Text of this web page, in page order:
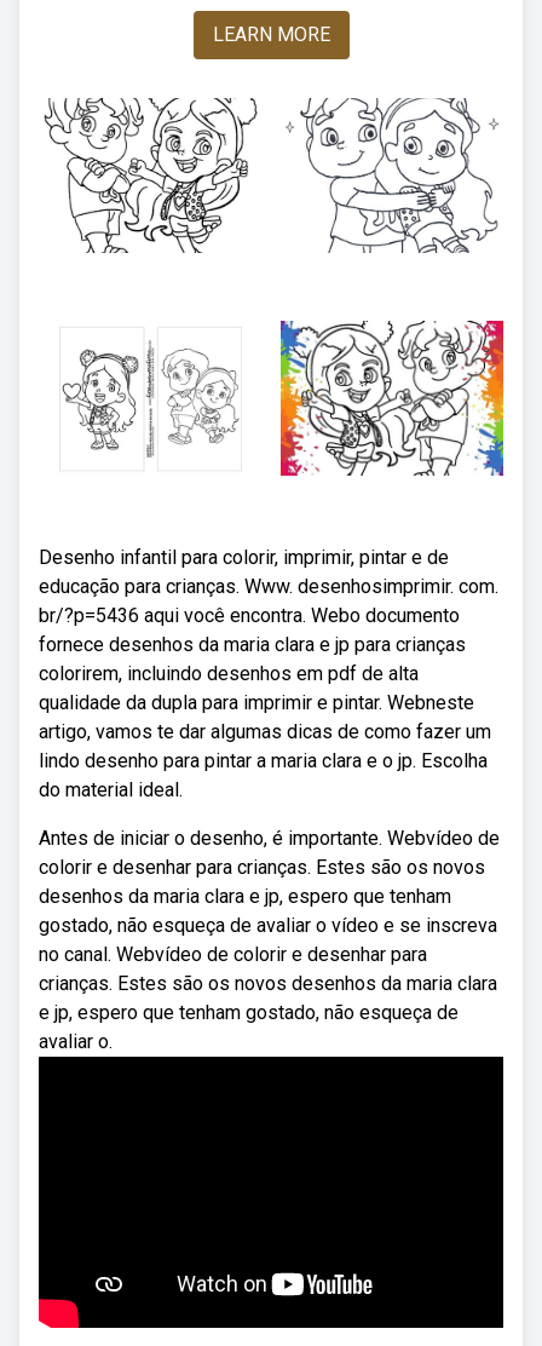
LEARN MORE
Desenho infantil para colorir, imprimir, pintar e de
educação para crianças. Www. desenhosimprimir. com.
br/?p=5436 aqui você encontra. Webo documento
fornece desenhos da maria clara e jp para crianças
colorirem, incluindo desenhos em pdf de alta
qualidade da dupla para imprimir e pintar. Webneste
artigo, vamos te dar algumas dicas de como fazer um
lindo desenho para pintar a maria clara e o jp. Escolha
do material ideal.
Antes de iniciar o desenho, é importante. Webvídeo de
colorir e desenhar para crianças. Estes são os novos
desenhos da maria clara e jp, espero que tenham
gostado, não esqueça de avaliar o vídeo e se inscreva
no canal. Webvídeo de colorir e desenhar para
crianças. Estes são os novos desenhos da maria clara
e jp, espero que tenham gostado, não esqueça de
avaliar o.